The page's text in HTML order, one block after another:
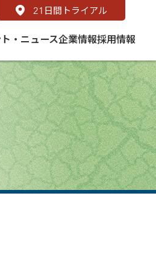
・ニュース企業情報採用情報
21 日間トライアル